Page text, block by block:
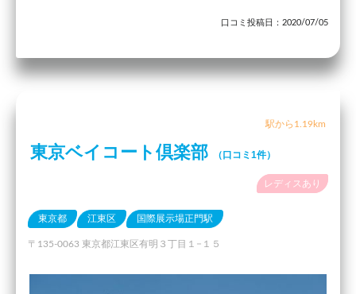
口コミ投稿日：2020/07/05
駅から1.19km
東京ベイコート倶楽部 （口コミ1件）
レディスあり
東京都 江東区 国際展示場正門駅
〒135-0063 東京都江東区有明３丁目１−１５